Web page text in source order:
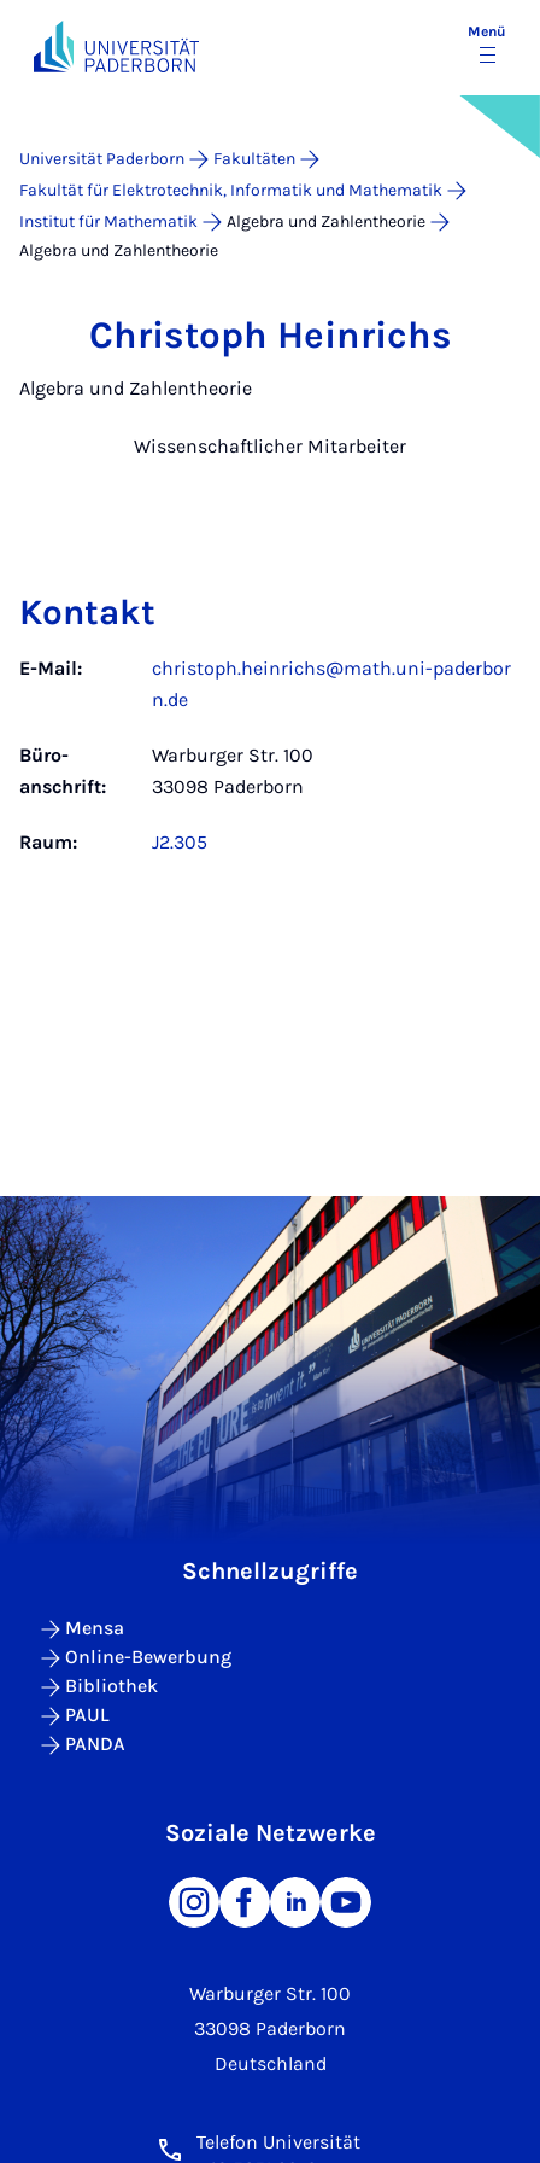
Menü
Universität Paderborn
Fakultäten
Fakultät für Elektrotechnik, Informatik und Mathematik
Institut für Mathematik
Algebra und Zahlentheorie
Algebra und Zahlentheorie
Christoph Heinrichs
Algebra und Zahlentheorie
Wissenschaftlicher Mitarbeiter
Kontakt
E-Mail:
christoph.heinrichs@math.uni-paderbor
n.de
Büro­
anschrift:
Warburger Str. 100
33098 Paderborn
Raum: J2.305
Warburger Str. 100
33098 Paderborn
Deutschland
Telefon Universität
Schnellzugriffe
Mensa
Online-Bewerbung
Bibliothek
PAUL
PANDA
Soziale Netzwerke